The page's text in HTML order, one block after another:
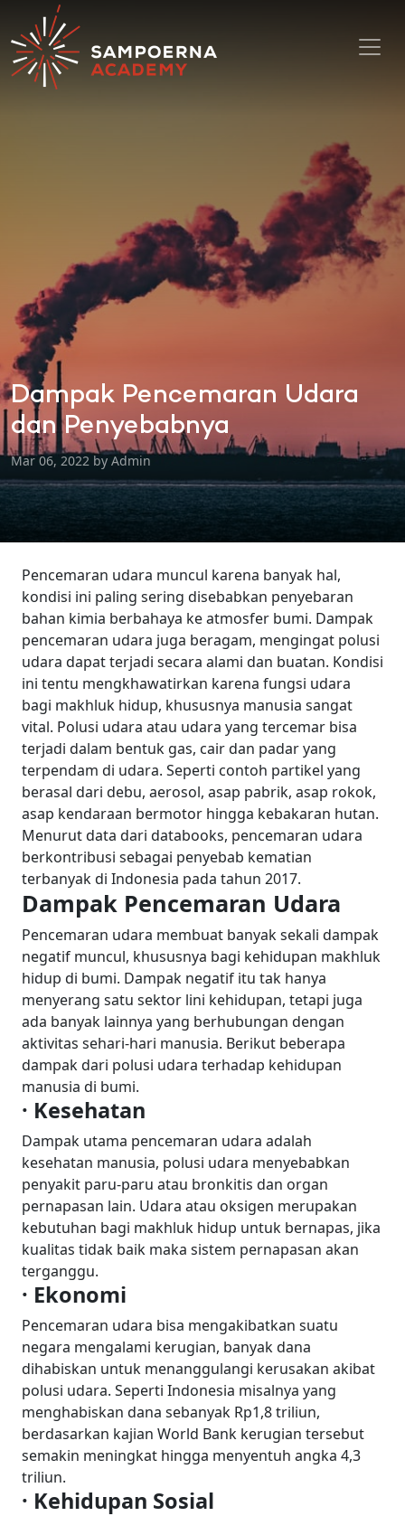
Dampak Pencemaran Udara
dan Penyebabnya
Mar 06, 2022 by Admin
Pencemaran udara muncul karena banyak hal,
kondisi ini paling sering disebabkan penyebaran
bahan kimia berbahaya ke atmosfer bumi. Dampak
pencemaran udara juga beragam, mengingat polusi
udara dapat terjadi secara alami dan buatan. Kondisi
ini tentu mengkhawatirkan karena fungsi udara
bagi makhluk hidup, khususnya manusia sangat
vital. Polusi udara atau udara yang tercemar bisa
terjadi dalam bentuk gas, cair dan padar yang
terpendam di udara. Seperti contoh partikel yang
berasal dari debu, aerosol, asap pabrik, asap rokok,
asap kendaraan bermotor hingga kebakaran hutan.
Menurut data dari databooks, pencemaran udara
berkontribusi sebagai penyebab kematian
terbanyak di Indonesia pada tahun 2017.
Dampak Pencemaran Udara
Pencemaran udara membuat banyak sekali dampak
negatif muncul, khususnya bagi kehidupan makhluk
hidup di bumi. Dampak negatif itu tak hanya
menyerang satu sektor lini kehidupan, tetapi juga
ada banyak lainnya yang berhubungan dengan
aktivitas sehari-hari manusia. Berikut beberapa
dampak dari polusi udara terhadap kehidupan
manusia di bumi.
· Kesehatan
Dampak utama pencemaran udara adalah
kesehatan manusia, polusi udara menyebabkan
penyakit paru-paru atau bronkitis dan organ
pernapasan lain. Udara atau oksigen merupakan
kebutuhan bagi makhluk hidup untuk bernapas, jika
kualitas tidak baik maka sistem pernapasan akan
terganggu.
· Ekonomi
Pencemaran udara bisa mengakibatkan suatu
negara mengalami kerugian, banyak dana
dihabiskan untuk menanggulangi kerusakan akibat
polusi udara. Seperti Indonesia misalnya yang
menghabiskan dana sebanyak Rp1,8 triliun,
berdasarkan kajian World Bank kerugian tersebut
semakin meningkat hingga menyentuh angka 4,3
triliun.
· Kehidupan Sosial